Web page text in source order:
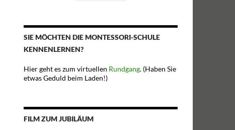
SIE MÖCHTEN DIE MONTESSORI-SCHULE
KENNENLERNEN?
Hier geht es zum virtuellen Rundgang. (Haben Sie
etwas Geduld beim Laden!)
FILM ZUM JUBILÄUM